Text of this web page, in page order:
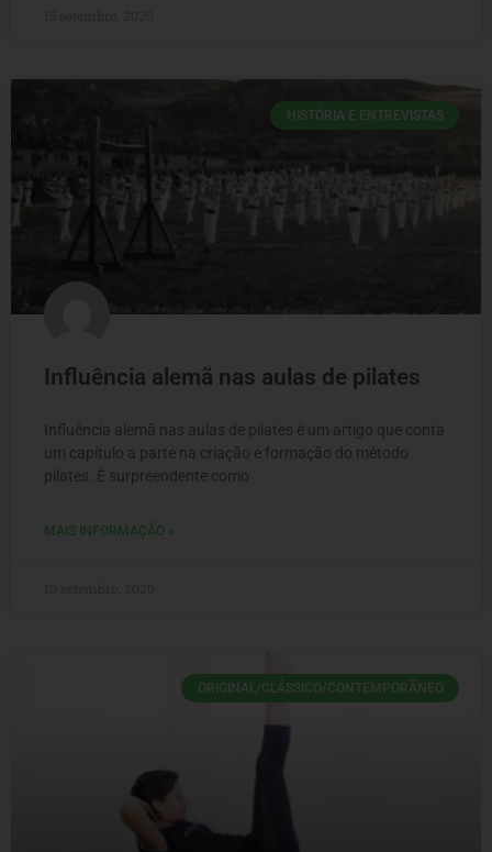
HISTÓRIA E ENTREVISTAS
Influência alemã nas aulas de pilates
Influência alemã nas aulas de pilates é um artigo que conta
um capítulo a parte na criação e formação do método
pilates. É surpreendente como
MAIS INFORMAÇÃO »
ORIGINAL/CLÁSSICO/CONTEMPORÂNEO